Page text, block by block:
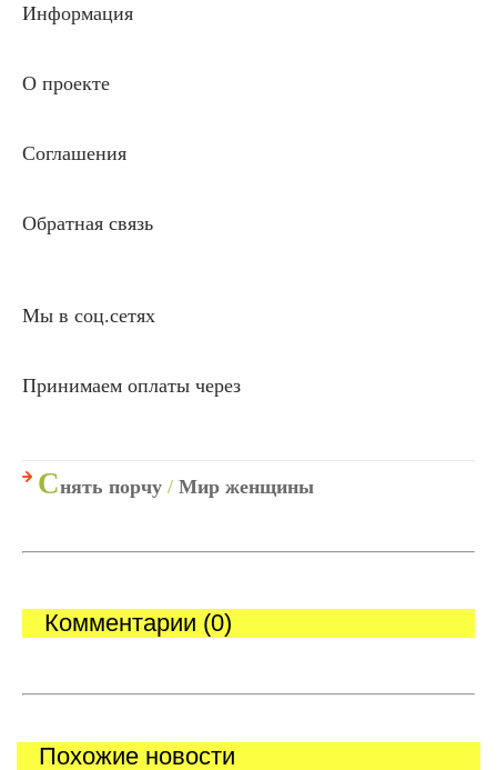
Информация
О проекте
Соглашения
Обратная связь
Мы в соц.сетях
Принимаем оплаты через
Снять порчу / Мир женщины
Комментарии (0)
Похожие новости